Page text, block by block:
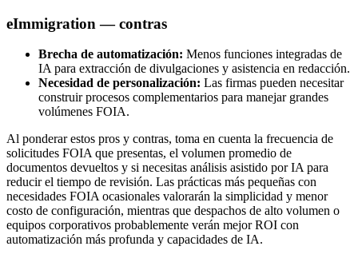
eImmigration — contras
Brecha de automatización: Menos funciones integradas de
IA para extracción de divulgaciones y asistencia en redacción.
Necesidad de personalización: Las firmas pueden necesitar
construir procesos complementarios para manejar grandes
volúmenes FOIA.
Al ponderar estos pros y contras, toma en cuenta la frecuencia de
solicitudes FOIA que presentas, el volumen promedio de
documentos devueltos y si necesitas análisis asistido por IA para
reducir el tiempo de revisión. Las prácticas más pequeñas con
necesidades FOIA ocasionales valorarán la simplicidad y menor
costo de configuración, mientras que despachos de alto volumen o
equipos corporativos probablemente verán mejor ROI con
automatización más profunda y capacidades de IA.